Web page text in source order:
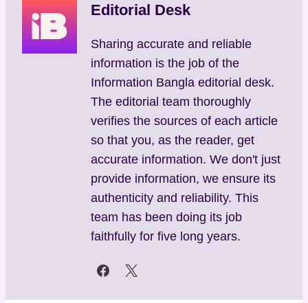
Editorial Desk
Sharing accurate and reliable
information is the job of the
Information Bangla editorial desk.
The editorial team thoroughly
verifies the sources of each article
so that you, as the reader, get
accurate information. We don't just
provide information, we ensure its
authenticity and reliability. This
team has been doing its job
faithfully for five long years.